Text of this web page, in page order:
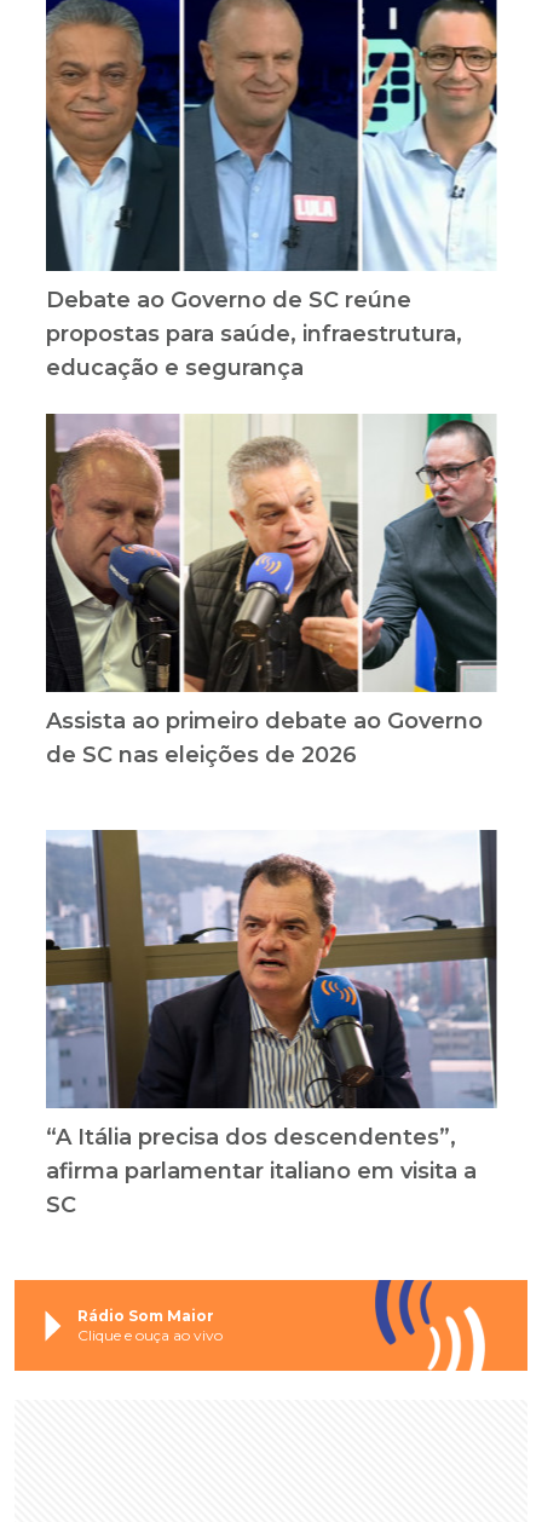
Debate ao Governo de SC reúne
propostas para saúde, infraestrutura,
educação e segurança
Assista ao primeiro debate ao Governo
de SC nas eleições de 2026
“A Itália precisa dos descendentes”,
afirma parlamentar italiano em visita a
SC
Rádio Som Maior
Clique e ouça ao vivo